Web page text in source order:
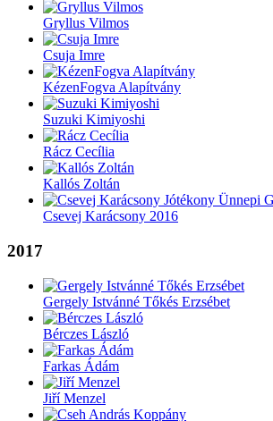
Gryllus Vilmos
Csuja Imre
KézenFogva Alapítvány
Suzuki Kimiyoshi
Rácz Cecília
Kallós Zoltán
Csevej Karácsony 2016
2017
Gergely Istvánné Tőkés Erzsébet
Bérczes László
Farkas Ádám
Jiří Menzel